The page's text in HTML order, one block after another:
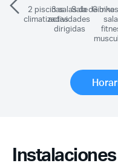
2 piscinas
climatizadas
3 salas de
actividades
dirigidas
Sala de bike
Instalaciones